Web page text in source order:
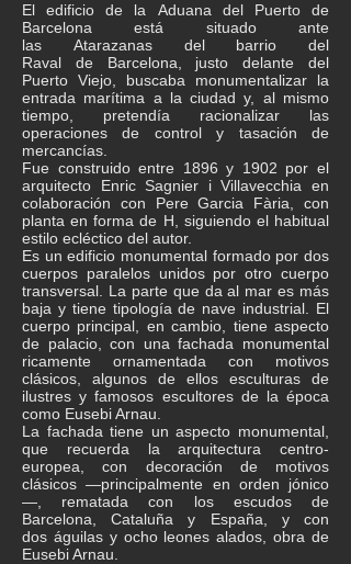
El edificio de la Aduana del Puerto de
Barcelona está situado ante
las Atarazanasdel barrio del
Raval de Barcelona , justo delante del
Puerto Viejo, buscaba monumentalizar la
entrada marítima a la ciudad y, al mismo
tiempo, pretendía racionalizar las
operaciones de control y tasación de
mercancías.
Fue construido entre 1896 y 1902 por el
arquitecto Enric Sagnier i Villavecchia en
colaboración con Pere Garcia Fària , con
planta en forma de H, siguiendo el habitual
estilo ecléctico del autor.
Es un edificio monumental formado por dos
cuerpos paralelos unidos por otro cuerpo
transversal. La parte que da al mar es más
baja y tiene tipología de nave industrial. El
cuerpo principal, en cambio, tiene aspecto
de palacio, con una fachada monumental
ricamente ornamentada con motivos
clásicos, algunos de ellos esculturas de
ilustres y famosos escultores de la época
como Eusebi Arnau
La fachada tiene un aspecto monumental,
que recuerda la arquitectura centro-
europea, con decoración de motivos
clásicos —principalmente en orden jónico
—, rematada con los escudos de
Barcelona, Cataluña y España, y con
dos águilasy ocho leones alados, obra de
Eusebi Arnau.